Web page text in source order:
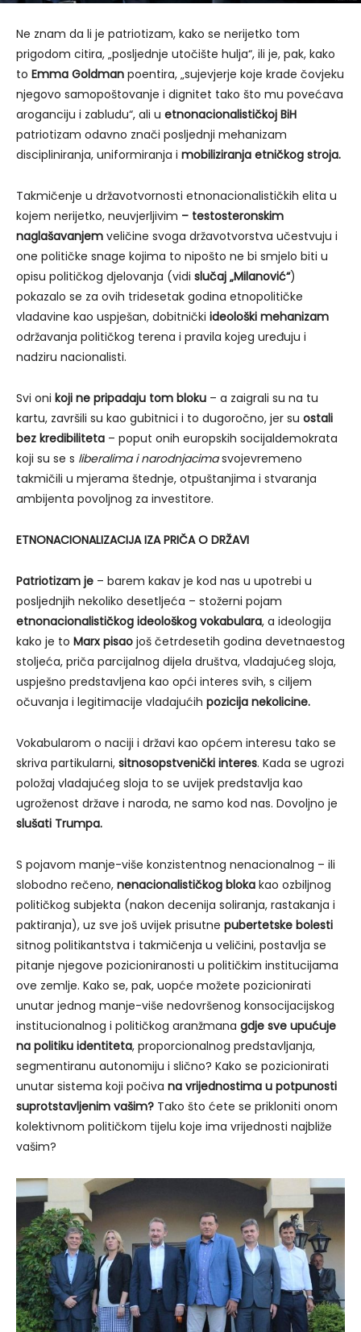
Ne znam da li je patriotizam, kako se nerijetko tom
prigodom citira, „posljednje utočište hulja“, ili je, pak, kako
to Emma Goldman poentira, „sujevjerje koje krade čovjeku
njegovo samopoštovanje i dignitet tako što mu povećava
aroganciju i zabludu“, ali u etnonacionalističkoj BiH
patriotizam odavno znači posljednji mehanizam
discipliniranja, uniformiranja i mobiliziranja etničkog stroja.
Takmičenje u državotvornosti etnonacionalističkih elita u
kojem nerijetko, neuvjerljivim – testosteronskim
naglašavanjem veličine svoga državotvorstva učestvuju i
one političke snage kojima to nipošto ne bi smjelo biti u
opisu političkog djelovanja (vidi slučaj „Milanović“)
pokazalo se za ovih tridesetak godina etnopolitičke
vladavine kao uspješan, dobitnički ideološki mehanizam
održavanja političkog terena i pravila kojeg uređuju i
nadziru nacionalisti.
Svi oni koji ne pripadaju tom bloku – a zaigrali su na tu
kartu, završili su kao gubitnici i to dugoročno, jer su ostali
bez kredibiliteta – poput onih europskih socijaldemokrata
koji su se s liberalima i narodnjacimasvojevremeno
takmičili u mjerama štednje, otpuštanjima i stvaranja
ambijenta povoljnog za investitore.
ETNONACIONALIZACIJA IZA PRIČA O DRŽAVI
Patriotizam je – barem kakav je kod nas u upotrebi u
posljednjih nekoliko desetljeća – stožerni pojam
etnonacionalističkog ideološkog vokabulara, a ideologija
kako je to Marx pisao još četrdesetih godina devetnaestog
stoljeća, priča parcijalnog dijela društva, vladajućeg sloja,
uspješno predstavljena kao opći interes svih, s ciljem
očuvanja i legitimacije vladajućih pozicija nekolicine.
Vokabularom o naciji i državi kao općem interesu tako se
skriva partikularni, sitnosopstvenički interes. Kada se ugrozi
položaj vladajućeg sloja to se uvijek predstavlja kao
ugroženost države i naroda, ne samo kod nas. Dovoljno je
slušati Trumpa.
S pojavom manje-više konzistentnog nenacionalnog – ili
slobodno rečeno, nenacionalističkog bloka kao ozbiljnog
političkog subjekta (nakon decenija soliranja, rastakanja i
paktiranja), uz sve još uvijek prisutne pubertetske bolesti
sitnog politikantstva i takmičenja u veličini, postavlja se
pitanje njegove pozicioniranosti u političkim institucijama
ove zemlje. Kako se, pak, uopće možete pozicionirati
unutar jednog manje-više nedovršenog konsocijacijskog
institucionalnog i političkog aranžmana gdje sve upućuje
na politiku identiteta, proporcionalnog predstavljanja,
segmentiranu autonomiju i slično? Kako se pozicionirati
unutar sistema koji počiva na vrijednostima u potpunosti
suprotstavljenim vašim? Tako što ćete se prikloniti onom
kolektivnom političkom tijelu koje ima vrijednosti najbliže
vašim?